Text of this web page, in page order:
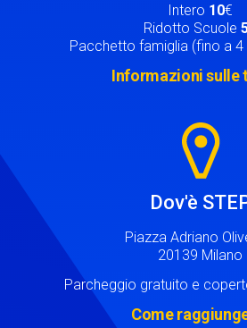
Intero 10€
Ridotto Scuole
Pacchetto famiglia (fino a 4
Informazioni sulle
Dov'è
Piazza Adriano
20139 Milano
Parcheggio gratuito e
Come